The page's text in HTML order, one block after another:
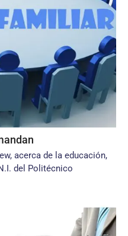
acerca de la educación,
del Politécnico